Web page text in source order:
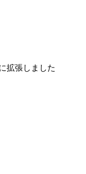
拡張しました